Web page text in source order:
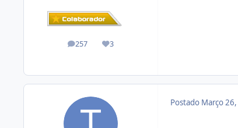
257
posts 3
Reputação
Postado Março